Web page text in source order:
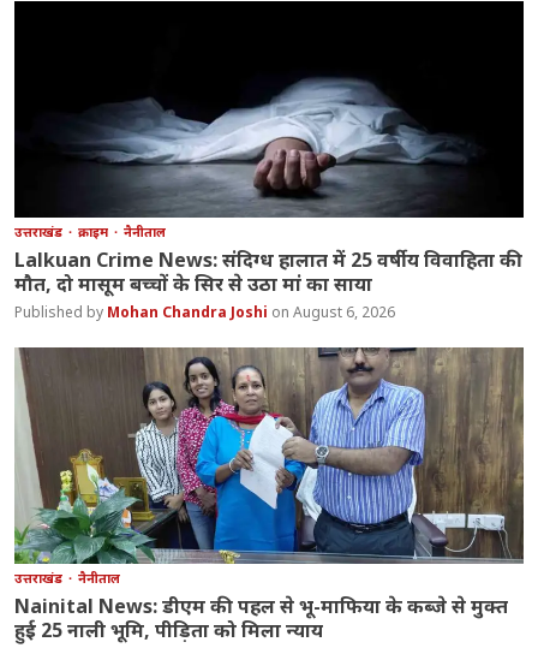
उत्तराखंड क्राइम नैनीताल
Lalkuan Crime News: संदिग्ध हालात में 25 वर्षीय विवाहिता की
मौत, दो मासूम बच्चों के सिर से उठा मां का साया
Mohan Chandra Joshi August 6, 2026
उत्तराखंड नैनीताल
Nainital News: डीएम की पहल से भू-माफिया के कब्जे से मुक्त
हुई 25 नाली भूमि, पीड़िता को मिला न्याय